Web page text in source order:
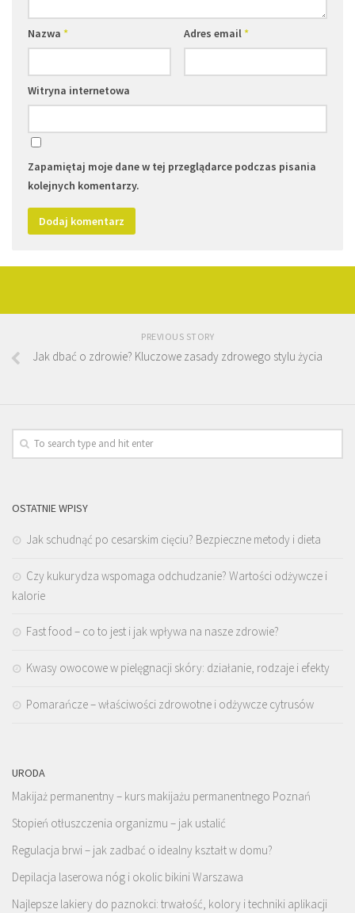
Nazwa * Adres email*
Witryna internetowa
Zapamiętaj moje dane w tej przeglądarce podczas pisania
kolejnych komentarzy.
PREVIOUS STORY
Jak dbać o zdrowie? Kluczowe zasady zdrowego stylu życia
OSTATNIE WPISY
Jak schudnąć po cesarskim cięciu? Bezpieczne metody i dieta
Czy kukurydza wspomaga odchudzanie? Wartości odżywcze i
kalorie
Fast food – co to jest i jak wpływa na nasze zdrowie?
Kwasy owocowe w pielęgnacji skóry: działanie, rodzaje i efekty
Pomarańcze – właściwości zdrowotne i odżywcze cytrusów
URODA
Makijaż permanentny – kurs makijażu permanentnego Poznań
Stopień otłuszczenia organizmu – jak ustalić
Regulacja brwi – jak zadbać o idealny kształt w domu?
Depilacja laserowa nóg i okolic bikini Warszawa
Najlepsze lakiery do paznokci: trwałość, kolory i techniki aplikacji